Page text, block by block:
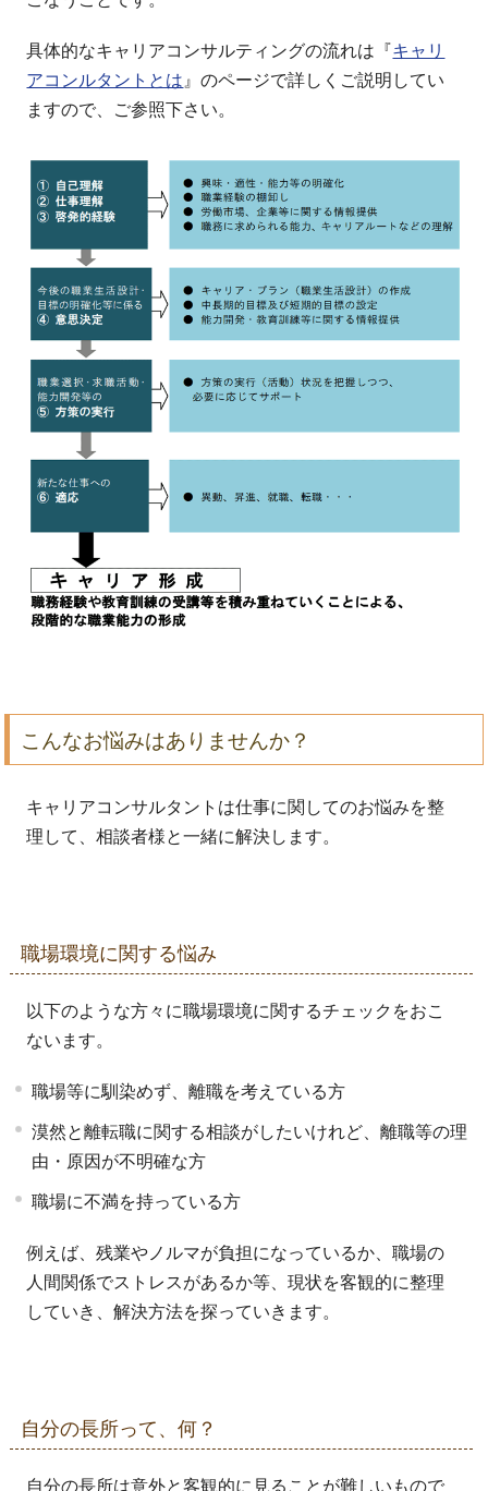
具体的なキャリアコンサルティングの流れは『キャリ
アコンルタントとは 』のページで詳しくご説明してい
ますので、ご参照下さい。
こんなお悩みはありませんか？
キャリアコンサルタントは仕事に関してのお悩みを整
理して、相談者様と一緒に解決します。
職場環境に関する悩み
以下のような方々に職場環境に関するチェックをおこ
ないます。
職場等に馴染めず、離職を考えている方
漠然と離転職に関する相談がしたいけれど、離職等の理
由・原因が不明確な方
職場に不満を持っている方
例えば、残業やノルマが負担になっているか、職場の
人間関係でストレスがあるか等、現状を客観的に整理
していき、解決方法を探っていきます。
自分の長所って、何？
自分の長所は意外と客観的に見ることが難しいもので